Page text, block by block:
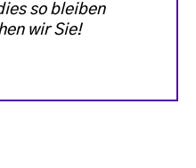
so bleiben
wir Sie!